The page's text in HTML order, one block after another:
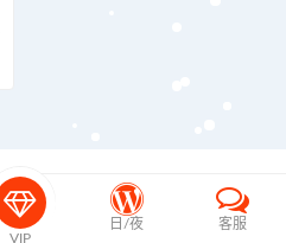
VIP
日/夜 客服